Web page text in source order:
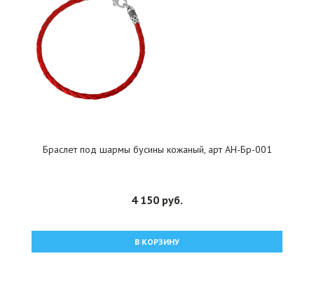
Браслет под шармы бусины кожаный, арт АН-Бр-001
4 150 руб.
В КОРЗИНУ